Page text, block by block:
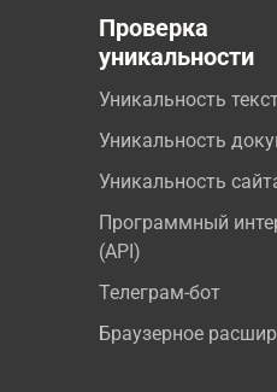
Проверка
уникальности
Уникальность
Уникальность
Уникальность
Программный
(API)
Телеграм-бот
Браузерное